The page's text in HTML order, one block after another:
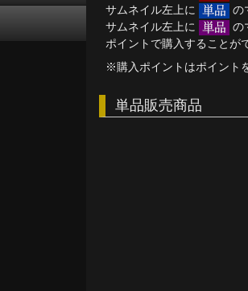
サムネイル左上に
の
サムネイル左上に
の
ポイントで購入することが
※購入ポイントはポイント
単品販売商品